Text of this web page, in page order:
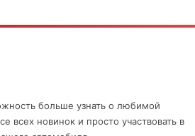
больше узнать о любимой
всех новинок и просто участвовать в